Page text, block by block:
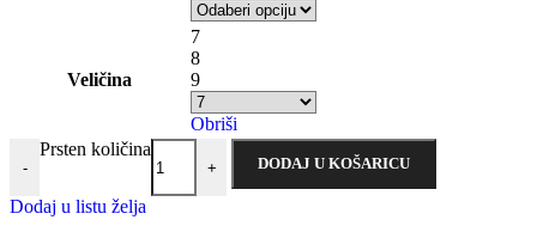
Veličina
7
8
9
Obriši
-
Prsten količina
+ DODAJ U KOŠARICU
Dodaj u listu želja